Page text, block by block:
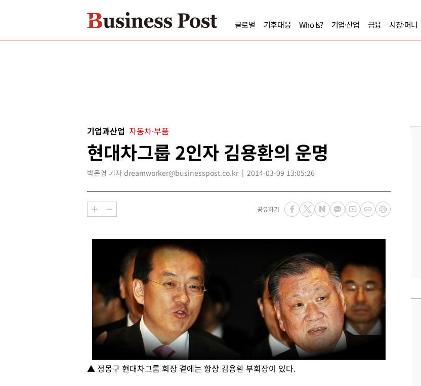
글로벌 기후대응 Who Is? 기업·산업 금융 시장·머니
기업과산업 자동차·부품
현대차그룹 2인자 김용환의 운명
박은영 기자 dreamworker@businesspost.co.kr 2014-03-09 13:05:26
공유하기
▲ 정몽구 현대차그룹 회장 곁에는 항상 김용환 부회장이 있다.